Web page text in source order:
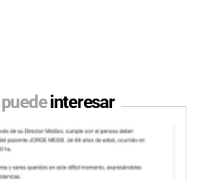
interesar